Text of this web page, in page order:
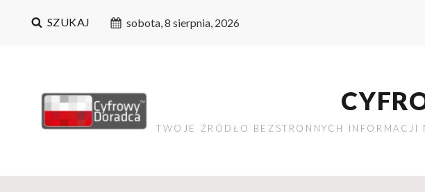
SZUKAJ sobota, 8 sierpnia, 2026
TWOJE ŹRÓDŁO BEZSTRONNYCH